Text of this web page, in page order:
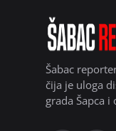
Šabac
čija je uloga
grada Šapca i